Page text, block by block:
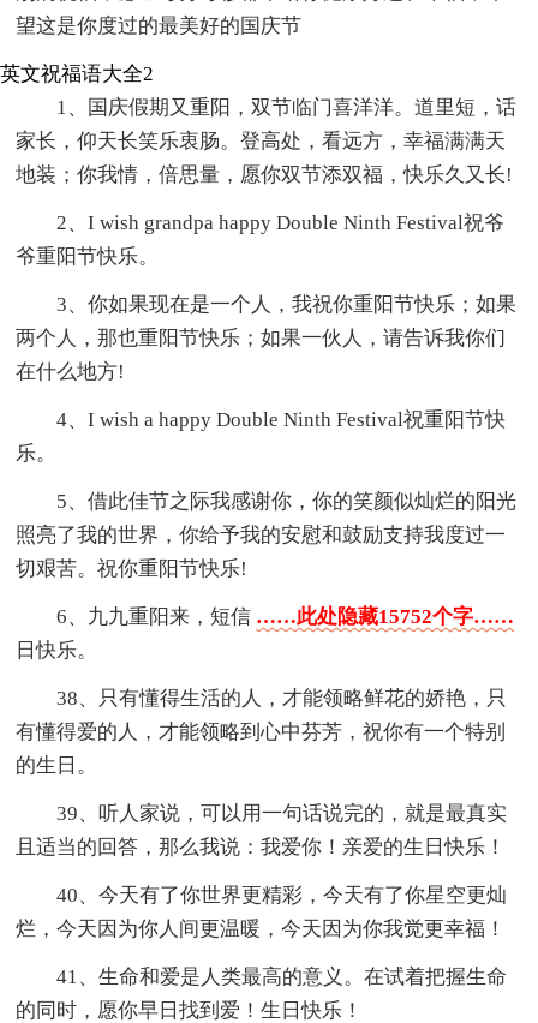
望这是你度过的最美好的国庆节
英文祝福语大全2
1、国庆假期又重阳，双节临门喜洋洋。道里短，话
家长，仰天长笑乐衷肠。登高处，看远方，幸福满满天
地装；你我情，倍思量，愿你双节添双福，快乐久又长!
2、I wish grandpa happy Double Ninth Festival祝爷
爷重阳节快乐。
3、你如果现在是一个人，我祝你重阳节快乐；如果
两个人，那也重阳节快乐；如果一伙人，请告诉我你们
在什么地方!
4、I wish a happy Double Ninth Festival祝重阳节快
乐。
5、借此佳节之际我感谢你，你的笑颜似灿烂的阳光
照亮了我的世界，你给予我的安慰和鼓励支持我度过一
切艰苦。祝你重阳节快乐!
6、九九重阳来，短信 ……此处隐藏15752个字……
日快乐。
38、只有懂得生活的人，才能领略鲜花的娇艳，只
有懂得爱的人，才能领略到心中芬芳，祝你有一个特别
的生日。
39、听人家说，可以用一句话说完的，就是最真实
且适当的回答，那么我说：我爱你！亲爱的生日快乐！
40、今天有了你世界更精彩，今天有了你星空更灿
烂，今天因为你人间更温暖，今天因为你我觉更幸福！
41、生命和爱是人类最高的意义。在试着把握生命
的同时，愿你早日找到爱！生日快乐！